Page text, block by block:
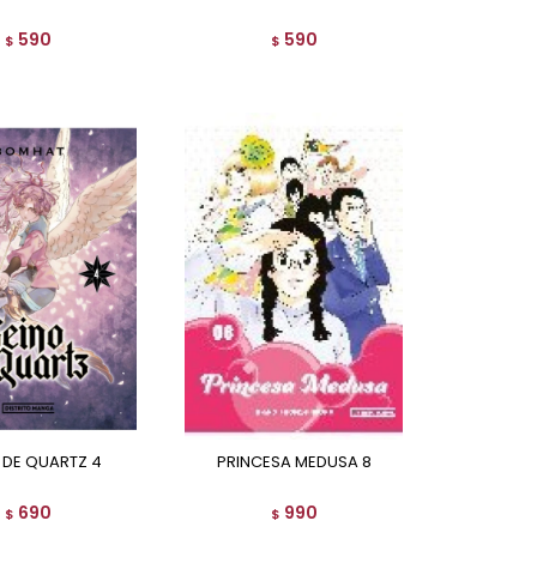
$ 590 $ 590
DE QUARTZ 4
$ 690
PRINCESA MEDUSA 8
$ 990